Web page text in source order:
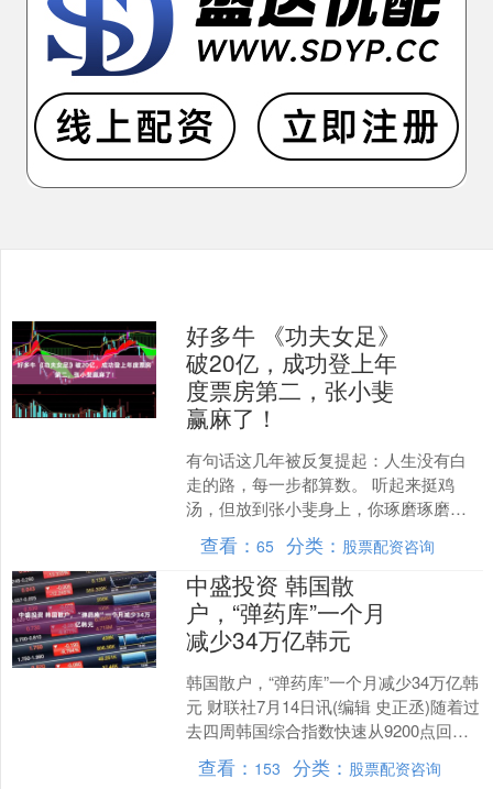
好多牛 《功夫女足》
破20亿，成功登上年
度票房第二，张小斐
赢麻了！
有句话这几年被反复提起：人生没有白
走的路，每一步都算数。 听起来挺鸡
汤，但放到张小斐身上，你琢磨琢磨，
还真是那么回事。 7月底，暑期档正打得
火热，一部备受瞩目的....
查看：65 分类： 股票配资咨询
中盛投资 韩国散
户，“弹药库”一个月
减少34万亿韩元
韩国散户，“弹药库”一个月减少34万亿韩
元 财联社7月14日讯(编辑 史正丞)随着过
去四周韩国综合指数快速从9200点回落
至6800点，韩国散户“还能扛多久”已....
查看： 153 分类： 股票配资咨询